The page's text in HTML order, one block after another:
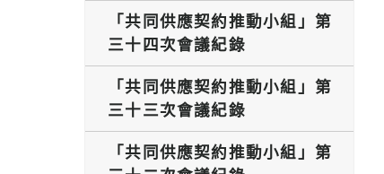
「共同供應契約推動小組」第
三十四次會議紀錄
「共同供應契約推動小組」第
三十三次會議紀錄
「共同供應契約推動小組」第